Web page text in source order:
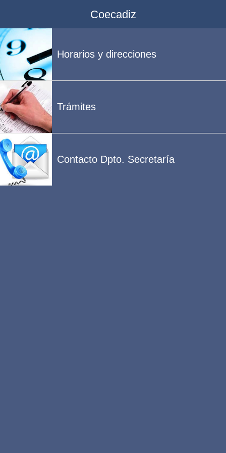
Coecadiz
Horarios y direcciones
Trámites
Contacto Dpto. Secretaría